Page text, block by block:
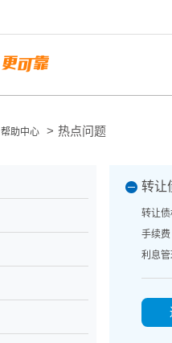
帮助中心 > 热点问题
转让
转让
手续
利息